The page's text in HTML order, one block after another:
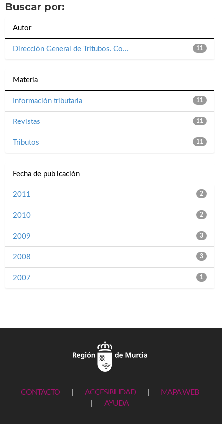
Buscar por:
Autor
11
Dirección General de Tritubos. Co...
Materia
11
Información tributaria
11
Revistas
11
Tributos
Fecha de publicación
2
2011
2
2010
3
2009
3
2008
1
2007
CONTACTO ACCESIBILIDAD
MAPA WEB
AYUDA